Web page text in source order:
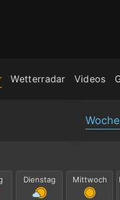
Wetterradar Videos
Dienstag Mittwoch